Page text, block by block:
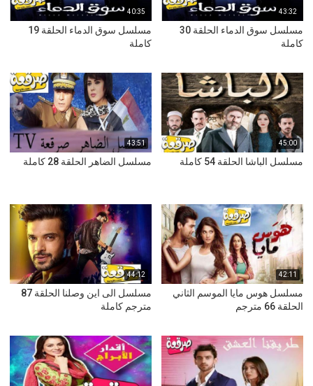
43:32
مسلسل سوق الدماء الحلقة 30
كاملة
40:35
مسلسل سوق الدماء الحلقة 19
كاملة
45:00
مسلسل الباشا الحلقة 54 كاملة
43:51
مسلسل الضاهر الحلقة 28 كاملة
42:11
مسلسل هوس مايا الموسم الثاني
الحلقة 66 مترجم
44:12
مسلسل الى اين وصلنا الحلقة 87
مترجم كاملة